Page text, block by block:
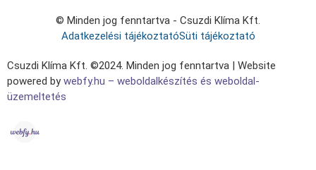
© Minden jog fenntartva - Csuzdi Klíma Kft.
Adatkezelési tájékoztatóSüti tájékoztató
Csuzdi Klíma Kft. ©2024. Minden jog fenntartva | Website
powered bywebfy.hu – weboldalkészítés és weboldal-
üzemeltetés